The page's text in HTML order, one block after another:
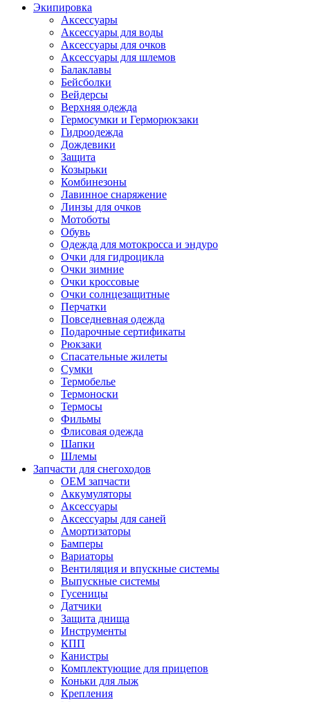
Экипировка
Аксессуары
Аксессуары для воды
Аксессуары для очков
Аксессуары для шлемов
Балаклавы
Бейсболки
Вейдерсы
Верхняя одежда
Гермосумки и Герморюкзаки
Гидроодежда
Дождевики
Защита
Козырьки
Комбинезоны
Лавинное снаряжение
Линзы для очков
Мотоботы
Обувь
Одежда для мотокросса и эндуро
Очки для гидроцикла
Очки зимние
Очки кроссовые
Очки солнцезащитные
Перчатки
Повседневная одежда
Подарочные сертификаты
Рюкзаки
Спасательные жилеты
Сумки
Термобелье
Термоноски
Термосы
Фильмы
Флисовая одежда
Шапки
Шлемы
Запчасти для снегоходов
OEM запчасти
Аккумуляторы
Аксессуары
Аксессуары для саней
Амортизаторы
Бамперы
Вариаторы
Вентиляция и впускные системы
Выпускные системы
Гусеницы
Датчики
Защита днища
Инструменты
КПП
Канистры
Комплектующие для прицепов
Коньки для лыж
Крепления